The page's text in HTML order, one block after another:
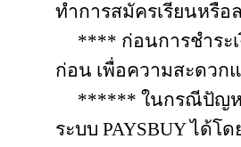
ทำการสมัครเรียนหรือ
**** ก่อนการชำระ
ก่อน เพื่อความสะดว
****** ในกรณีปัญห
ระบบPAYSBUYได้โด